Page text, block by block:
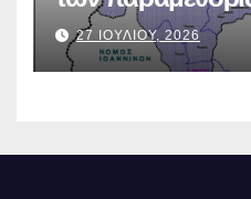
27 ΙΟΥΛΙΟΥ, 2026